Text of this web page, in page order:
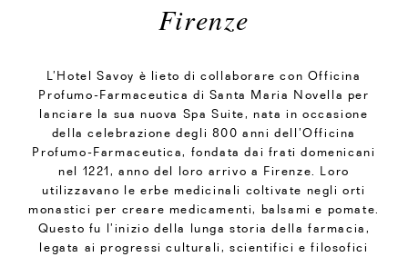
Firenze
L’Hotel Savoy è lieto di collaborare con Officina
Profumo-Farmaceutica di Santa Maria Novella per
lanciare la sua nuova Spa Suite, nata in occasione
della celebrazione degli 800 anni dell’Officina
Profumo-Farmaceutica, fondata dai frati domenicani
nel 1221, anno del loro arrivo a Firenze. Loro
utilizzavano le erbe medicinali coltivate negli orti
monastici per creare medicamenti, balsami e pomate.
Questo fu l’inizio della lunga storia della farmacia,
legata ai progressi culturali, scientifici e filosofici